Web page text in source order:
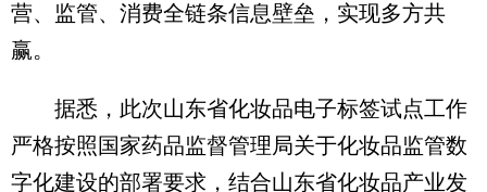
营、监管、消费全链条信息壁垒，实现多方共
赢。
据悉，此次山东省化妆品电子标签试点工作
严格按照国家药品监督管理局关于化妆品监管数
字化建设的部署要求，结合山东省化妆品产业发